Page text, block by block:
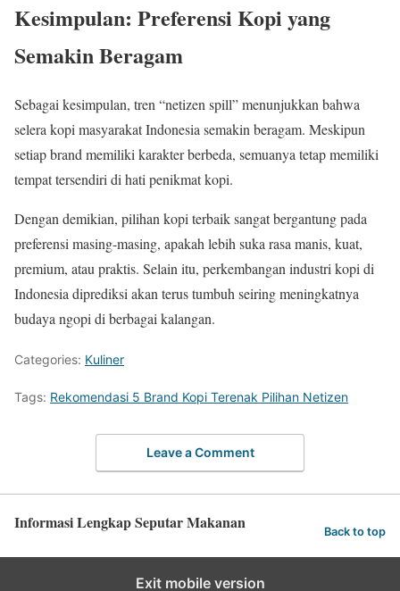
Kesimpulan: Preferensi Kopi yang
Semakin Beragam
Sebagai kesimpulan, tren “netizen spill” menunjukkan bahwa
selera kopi masyarakat Indonesia semakin beragam. Meskipun
setiap brand memiliki karakter berbeda, semuanya tetap memiliki
tempat tersendiri di hati penikmat kopi.
Dengan demikian, pilihan kopi terbaik sangat bergantung pada
preferensi masing-masing, apakah lebih suka rasa manis, kuat,
premium, atau praktis. Selain itu, perkembangan industri kopi di
Indonesia diprediksi akan terus tumbuh seiring meningkatnya
budaya ngopi di berbagai kalangan.
Categories: Kuliner
Tags: Rekomendasi 5 Brand Kopi Terenak Pilihan Netizen
Leave a Comment
Informasi Lengkap Seputar Makanan Back to top
Exit mobile version